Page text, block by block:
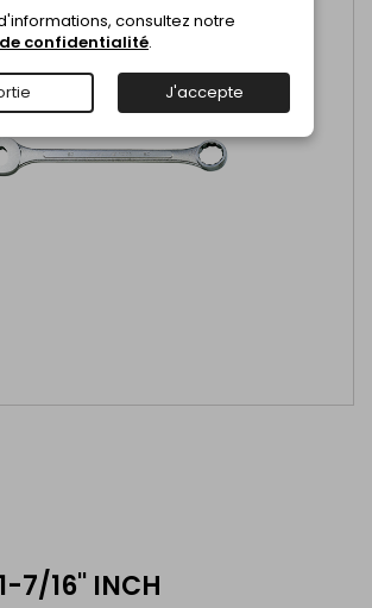
7/16'' INCH
consultez notre
confidentialité.
J'accepte